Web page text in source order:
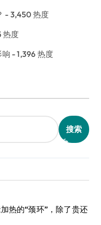
- 3,450 热度
热度
响 - 1,396 热度
搜索
热的“颈环”，除了贵还